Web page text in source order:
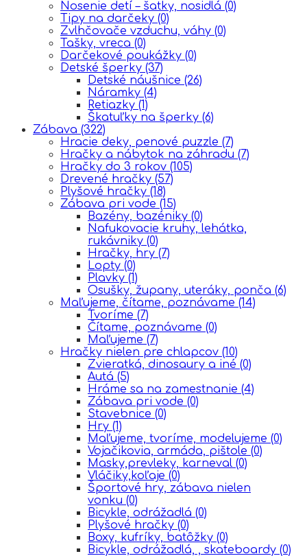
Nosenie detí – šatky, nosidlá (0)
Tipy na darčeky (0)
Zvlhčovače vzduchu, váhy (0)
Tašky, vreca (0)
Darčekové poukážky (0)
Detské šperky (37)
Detské náušnice (26)
Náramky (4)
Retiazky (1)
Škatuľky na šperky (6)
Zábava (322)
Hracie deky, penové puzzle (7)
Hračky a nábytok na záhradu (7)
Hračky do 3 rokov (105)
Drevené hračky (57)
Plyšové hračky (18)
Zábava pri vode (15)
Bazény, bazéniky (0)
Nafukovacie kruhy, lehátka,
rukávniky (0)
Hračky, hry (7)
Lopty (0)
Plavky (1)
Osušky, župany, uteráky, ponča (6)
Maľujeme, čítame, poznávame (14)
Tvoríme (7)
Čítame, poznávame (0)
Maľujeme (7)
Hračky nielen pre chlapcov (10)
Zvieratká, dinosaury a iné (0)
Autá (5)
Hráme sa na zamestnanie (4)
Zábava pri vode (0)
Stavebnice (0)
Hry (1)
Maľujeme, tvoríme, modelujeme (0)
Vojačikovia, armáda, pištole (0)
Masky,prevleky, karneval (0)
Vláčiky,koľaje (0)
Športové hry, zábava nielen
vonku (0)
Bicykle, odrážadlá (0)
Plyšové hračky (0)
Boxy, kufríky, batôžky (0)
Bicykle, odrážadlá, , skateboardy (0)